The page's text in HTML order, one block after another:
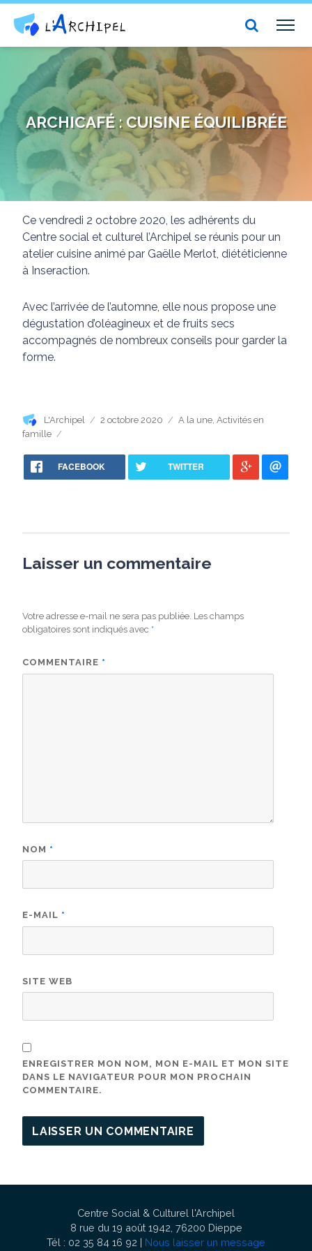
Centre social et culturel l'Archipel
ARCHICAFÉ : CUISINE ÉQUILIBRÉE
Ce vendredi 2 octobre 2020, les adhérents du
Centre social et culturel l’Archipel se réunis pour un
atelier cuisine animé par Gaëlle Merlot, diététicienne
à Inseraction.
Avec l’arrivée de l’automne, elle nous propose une
dégustation d’oléagineux et de fruits secs
accompagnés de nombreux conseils pour garder la
forme.
Auteur
L'Archipel
Publié
2 octobre 2020 Catégories
A la une, Activités en
famille
FACEBOOK TWITTER
Laisser un commentaire
Votre adresse e-mail ne sera pas publiée. Les champs
obligatoires sont indiqués avec *
COMMENTAIRE *
NOM *
E-MAIL *
SITE WEB
ENREGISTRER MON NOM, MON E-MAIL ET MON SITE
DANS LE NAVIGATEUR POUR MON PROCHAIN
COMMENTAIRE.
Centre Social & Culturel l'Archipel
8 rue du 19 août 1942, 76200 Dieppe
Tél : 02 35 84 16 92 | Nous laisser un message